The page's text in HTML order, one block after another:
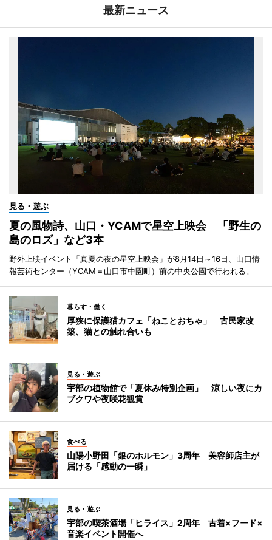
最新ニュース
見る・遊ぶ
夏の風物詩、山口・YCAMで星空上映会 「野生の
島のロズ」など3本
野外上映イベント「真夏の夜の星空上映会」が8月14日～16日、山口情
報芸術センター（YCAM＝山口市中園町）前の中央公園で行われる。
暮らす・働く
厚狭に保護猫カフェ「ねことおちゃ」 古民家改
築、猫との触れ合いも
見る・遊ぶ
宇部の植物館で「夏休み特別企画」 涼しい夜にカ
ブクワや夜咲花観賞
食べる
山陽小野田「銀のホルモン」3周年 美容師店主が
届ける「感動の一瞬」
見る・遊ぶ
宇部の喫茶酒場「ヒライス」2周年 古着×フード×
音楽イベント開催へ